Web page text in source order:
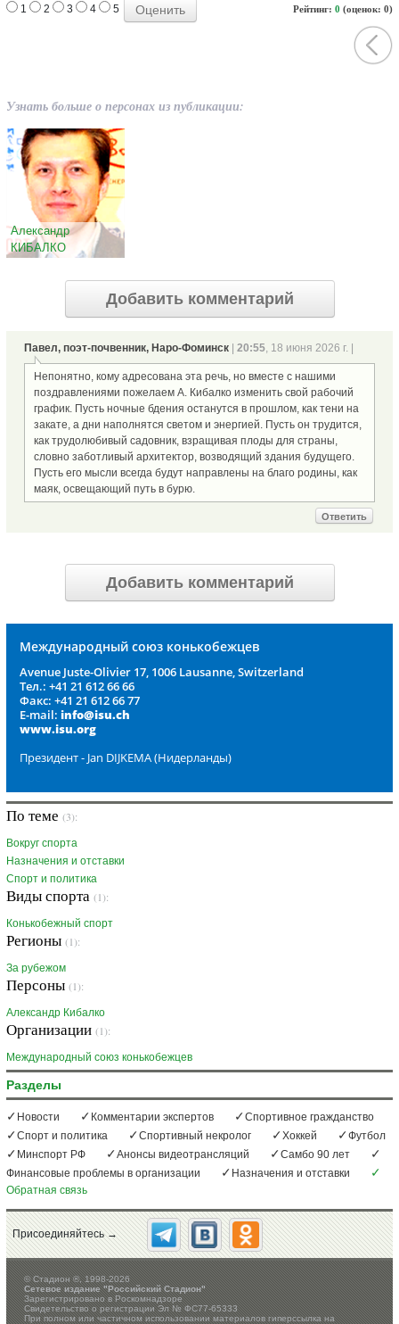
Рейтинг: 0 (оценок: 0)
1 2 3 4 5
Узнать больше о персонах из публикации:
Александр
КИБАЛКО
Добавить комментарий
Павел, поэт-почвенник, Наро-Фоминск 20:55, 18 июня 2026 г. |
Непонятно, кому адресована эта речь, но вместе с нашими
поздравлениями пожелаем А. Кибалко изменить свой рабочий
график. Пусть ночные бдения останутся в прошлом, как тени на
закате, а дни наполнятся светом и энергией. Пусть он трудится,
как трудолюбивый садовник, взращивая плоды для страны,
словно заботливый архитектор, возводящий здания будущего.
Пусть его мысли всегда будут направлены на благо родины, как
маяк, освещающий путь в бурю.
Ответить
Добавить комментарий
Международный союз конькобежцев
Avenue Juste-Olivier 17, 1006 Lausanne, Switzerland
Тел.: +41 21 612 66 66
Факс: +41 21 612 66 77
E-mail: info@isu.ch
www.isu.org
Президент - Jan DIJKEMA (Нидерланды)
По теме (3):
Вокруг спорта
Назначения и отставки
Спорт и политика
Виды спорта (1):
Конькобежный спорт
Регионы (1):
За рубежом
Персоны (1):
Александр Кибалко
Организации (1):
Международный союз конькобежцев
Разделы
Новости Комментарии экспертов
Спортивное гражданство
Спорт и политика
Спортивный некролог Хоккей
Футбол
Минспорт РФ
Анонсы видеотрансляций
Самбо 90 лет
Финансовые проблемы в организации
Назначения и отставки
Обратная связь
Присоединяйтесь →
©Стадион ®, 1998-2026
Сетевое издание "Российский Стадион"
Зарегистрировано в Роскомнадзоре
Свидетельство о регистрации Эл № ФС77-65333
При полном или частичном использовании материалов гиперссылка на